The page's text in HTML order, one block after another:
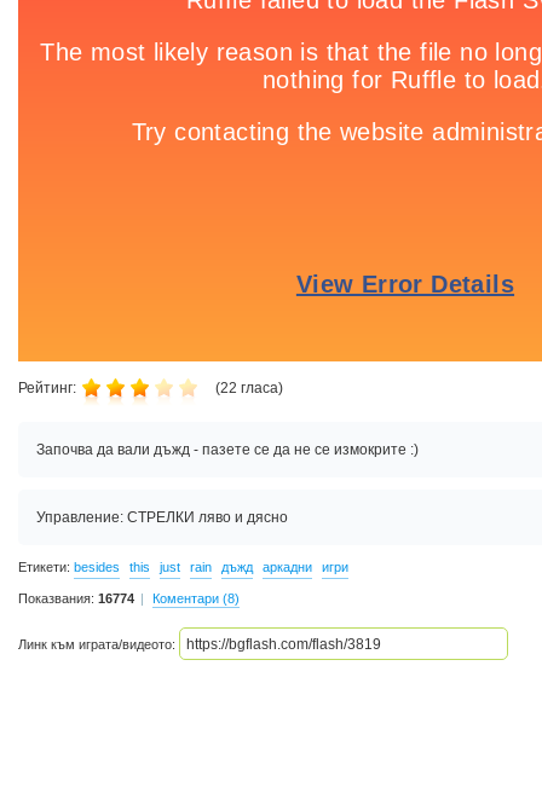
Рейтинг: (22 гласа)
Започва да вали дъжд - пазете се да не се измокрите :)
Управление: СТРЕЛКИ ляво и дясно
Етикети: besides this just rain дъжд аркадни игри
Показвания: 16774 Коментари (8)
Линк към играта/видеото: